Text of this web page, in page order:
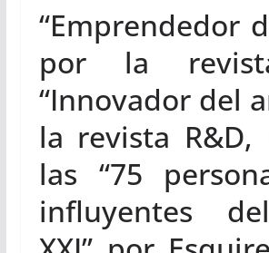
“Emprendedor
por la
“Innovador del
la revista R&D,
las “75
influyentes